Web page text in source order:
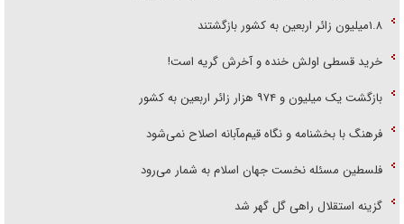
۱.۸میلیون زائر اربعین به کشور بازگشتند
خرید قسطی اولش خنده و آخرش گریه است!
بازگشت یک میلیون و ۹۷۴ هزار زائر اربعین به کشور
فرهنگ با بخشنامه و نگاه قیم‌مآبانه اصلاح نمی‌شود
فلسطین مسئله نخست جهان اسلام به شمار می‌رود
گزینه استقلال راهی گل گهر شد